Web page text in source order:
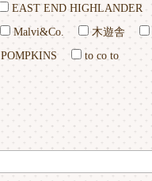
EAST END HIGHLANDER
Malvi&Co. 木遊舎
POMPKINS to co to